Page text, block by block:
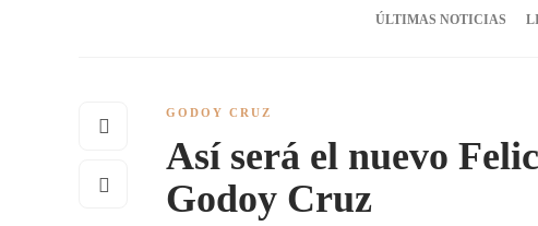
ÚLTIMAS NOTICIAS
GODOY CRUZ
Así será el nuevo
Godoy Cruz